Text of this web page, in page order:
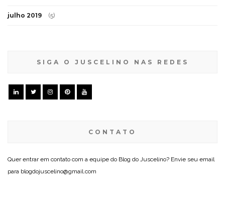
julho 2019 (5)
SIGA O JUSCELINO NAS REDES
CONTATO
Quer entrar em contato com a equipe do Blog do Juscelino? Envie seu email
para blogdojuscelino@gmail.com